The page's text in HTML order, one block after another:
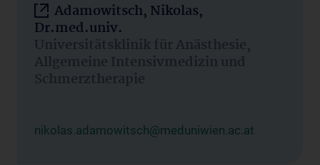
Adamowitsch, Nikolas,
Dr.med.univ.
Universitätsklinik für Anästhesie,
Allgemeine Intensivmedizin und
Schmerztherapie
nikolas.adamowitsch@meduniwien.ac.at